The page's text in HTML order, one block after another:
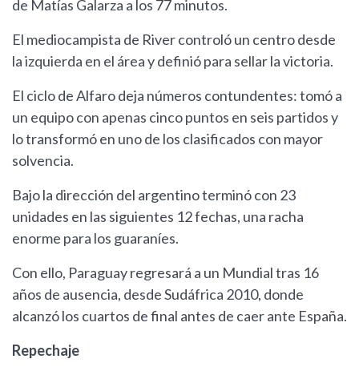
de Matías Galarza a los 77 minutos.
El mediocampista de River controló un centro desde
la izquierda en el área y definió para sellar la victoria.
El ciclo de Alfaro deja números contundentes: tomó a
un equipo con apenas cinco puntos en seis partidos y
lo transformó en uno de los clasificados con mayor
solvencia.
Bajo la dirección del argentino terminó con 23
unidades en las siguientes 12 fechas, una racha
enorme para los guaraníes.
Con ello, Paraguay regresará a un Mundial tras 16
años de ausencia, desde Sudáfrica 2010, donde
alcanzó los cuartos de final antes de caer ante España.
Repechaje